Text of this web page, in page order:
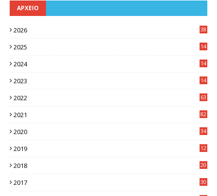
ΑΡΧΕΙΟ
2026 38
2025
14
2024
14
2023
14
2022 63
2021 82
2020 34
2019
12
2018
20
2017
30